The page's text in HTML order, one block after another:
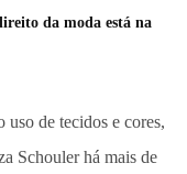
da moda está na
de tecidos e cores,
Schouler há mais de